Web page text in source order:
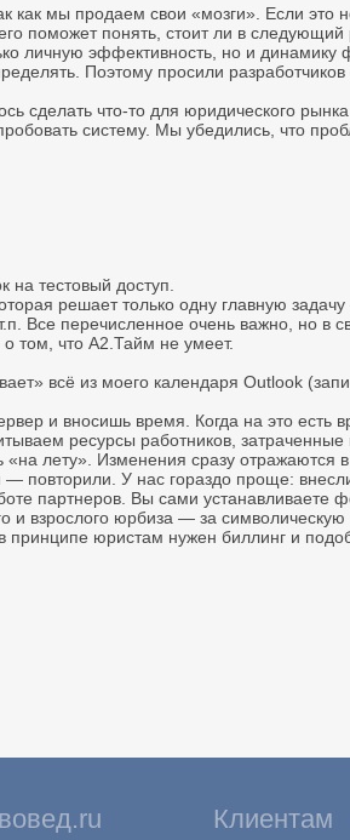
мы продаем свои «мозги». Если это
поможет понять, стоит ли в
личную эффективность, но и
Поэтому просили
сделать что-то для юридического
систему. Мы убедились, что
тестовый доступ.
решает только одну главную
Все перечисленное очень важно,
том, что А2.Тайм не умеет.
всё из моего календаря Outlook
и вносишь время. Когда на это есть
ресурсы работников, затраченные
лету». Изменения сразу
У нас гораздо проще:
партнеров. Вы сами устанавливаете
юрбиза — за символическую
принципе юристам нужен биллинг и
Клиентам